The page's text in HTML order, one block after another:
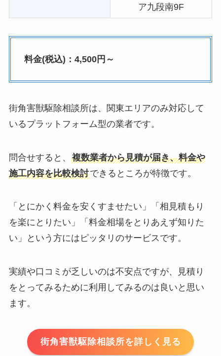
ア九段南9F
料金(税込)：4,500円～
街角害獣駆除相談所は、関東エリアのみ対応して
いるプラットフォーム型の業者です。
問合せすると、 複数業者から見積が届き、料金や
施工内容を比較検討できるところが特徴です。
「とにかく料金を安くすませたい」「相見積もり
を楽にとりたい」「料金相場をとりあえず知りた
い」という方にはピッタリのサービスです。
実績や口コミが乏しいのは不安点ですが、見積り
をとってみるために利用してみるのは良いと思い
ます。
街角害獣駆除相談所を詳しく見る